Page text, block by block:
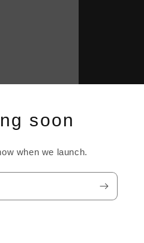
soon
when we launch.